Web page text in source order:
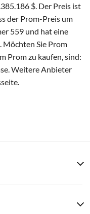
$. Der Preis ist
der Prom-Preis um
559 und hat eine
Sie Prom
Prom zu kaufen, sind:
Weitere Anbieter